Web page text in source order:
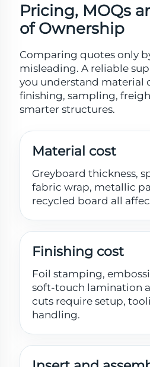
Pricing, MOQs
of Ownership
Comparing quotes only
misleading. A reliable
you understand material
finishing, sampling,
smarter structures.
Material cost
Greyboard thickness,
fabric wrap, metallic
recycled board all
Finishing cost
Foil stamping,
soft-touch lamination
cuts require setup,
handling.